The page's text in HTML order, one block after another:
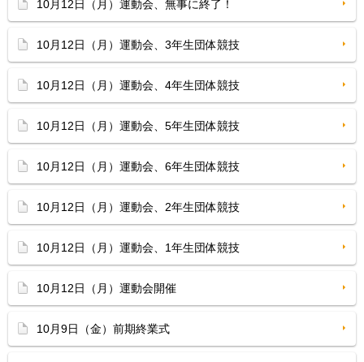
10月12日（月）運動会、無事に終了！
10月12日（月）運動会、3年生団体競技
10月12日（月）運動会、4年生団体競技
10月12日（月）運動会、5年生団体競技
10月12日（月）運動会、6年生団体競技
10月12日（月）運動会、2年生団体競技
10月12日（月）運動会、1年生団体競技
10月12日（月）運動会開催
10月9日（金）前期終業式